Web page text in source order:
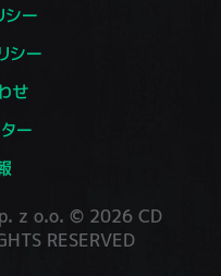
シー
シー
せ
ー
z o.o. © 2026 CD
RESERVED